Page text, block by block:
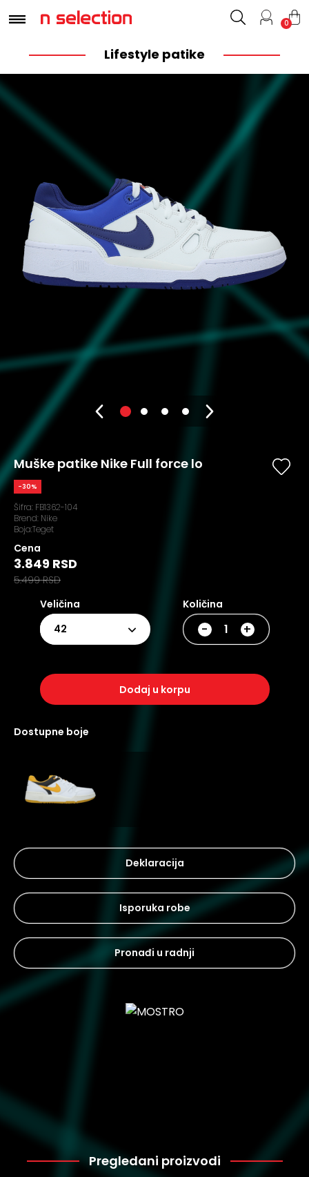
0
Lifestyle patike
Muške patike Nike Full force lo
-30%
Šifra: FB1362-104
Brend: Nike
Boja:Teget
Cena
3.849 RSD
5.499 RSD
Veličina
42
Količina
- +
dodaj u korpu
dostupne boje
Deklaracija
Isporuka robe
Pronađi u radnji
Pregledani proizvodi